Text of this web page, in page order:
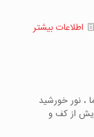
اطلاعات بیشتر
، نور خورشید
از کف و